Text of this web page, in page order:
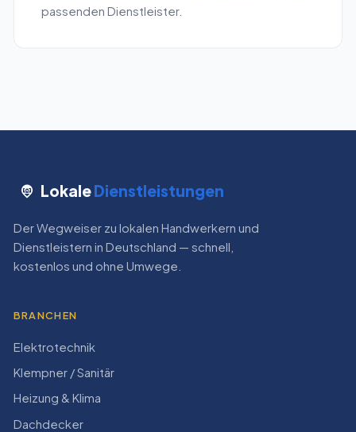
passenden Dienstleister.
LokaleDienstleistungen
Der Wegweiser zu lokalen Handwerkern und
Dienstleistern in Deutschland — schnell,
kostenlos und ohne Umwege.
BRANCHEN
Elektrotechnik
Klempner / Sanitär
Heizung & Klima
Dachdecker